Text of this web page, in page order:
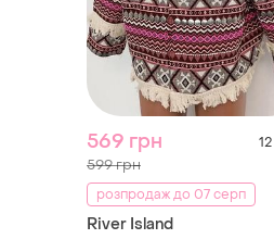
569 грн 12
599 грн
розпродаж до 07 серп
River Island